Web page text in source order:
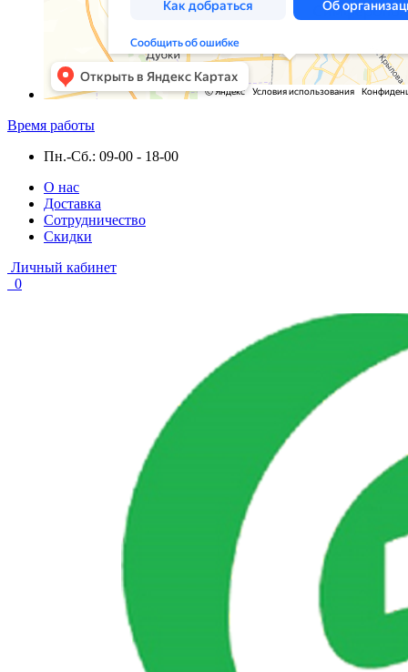
Время работы
Пн.-Сб.: 09-00 - 18-00
О нас
Доставка
Сотрудничество
Скидки
Личный кабинет
0